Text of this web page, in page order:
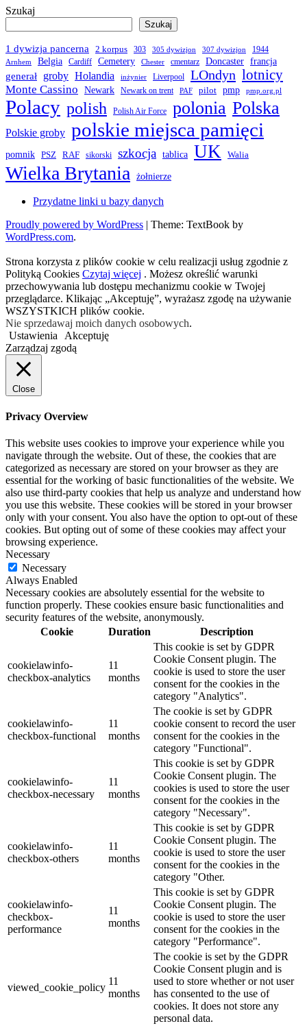
Szukaj
Szukaj
1 dywizja pancerna 2 korpus 303 305 dywizjon 307 dywizjon 1944
Arnhem Belgia Cardiff Cemetery Chester cmentarz Doncaster francja
generał
groby Holandia inżynier Liverpool LOndyn lotnicy
Monte Cassino Newark Newark on trent PAF pilot pmp pmp.org.pl
Polacy polish Polish Air Force polonia Polska
Polskie groby polskie miejsca pamięci
pomnik PSZ RAF sikorski szkocja tablica UK Walia
Wielka Brytania żołnierze
Przydatne linki u bazy danych
Proudly powered by WordPress | Theme: TextBook by
WordPress.com.
Strona korzysta z plików cookie w celu realizacji usług zgodnie z
Polityką Cookies Czytaj więcej . Możesz określić warunki
przechowywania lub dostępu mechanizmu cookie w Twojej
przeglądarce. Klikając „Akceptuję”, wyrażasz zgodę na używanie
WSZYSTKICH plików cookie.
Nie sprzedawaj moich danych osobowych.
Ustawienia
Akceptuję
Zarządzaj zgodą
Close
Privacy Overview
This website uses cookies to improve your experience while you
navigate through the website. Out of these, the cookies that are
categorized as necessary are stored on your browser as they are
essential for the working of basic functionalities of the website. We
also use third-party cookies that help us analyze and understand how
you use this website. These cookies will be stored in your browser
only with your consent. You also have the option to opt-out of these
cookies. But opting out of some of these cookies may affect your
browsing experience.
Necessary
Necessary
Always Enabled
Necessary cookies are absolutely essential for the website to
function properly. These cookies ensure basic functionalities and
security features of the website, anonymously.
Cookie
Duration Description
cookielawinfo-
checkbox-analytics
11
months
This cookie is set by GDPR
Cookie Consent plugin. The
cookie is used to store the user
consent for the cookies in the
category "Analytics".
cookielawinfo-
checkbox-functional
11
months
The cookie is set by GDPR
cookie consent to record the user
consent for the cookies in the
category "Functional".
cookielawinfo-
checkbox-necessary
11
months
This cookie is set by GDPR
Cookie Consent plugin. The
cookies is used to store the user
consent for the cookies in the
category "Necessary".
cookielawinfo-
checkbox-others
11
months
This cookie is set by GDPR
Cookie Consent plugin. The
cookie is used to store the user
consent for the cookies in the
category "Other.
cookielawinfo-
checkbox-
performance
11
months
This cookie is set by GDPR
Cookie Consent plugin. The
cookie is used to store the user
consent for the cookies in the
category "Performance".
viewed_cookie_policy
11
months
The cookie is set by the GDPR
Cookie Consent plugin and is
used to store whether or not user
has consented to the use of
cookies. It does not store any
personal data.